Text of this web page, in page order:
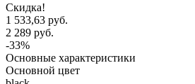
Скидка!
1 533,63 руб.
2 289 руб.
-33%
Основные характеристики
Основной цвет